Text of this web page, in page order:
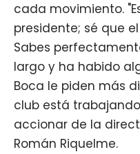
cada movimiento.
presidente; sé que
Sabes
largo y ha habido
Boca le piden más
club está
accionar de la
Román Riquelme.